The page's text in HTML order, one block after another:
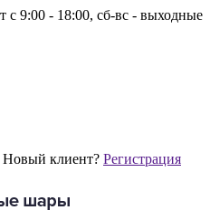
с 9:00 - 18:00, сб-вс - выходные
Новый клиент? Регистрация